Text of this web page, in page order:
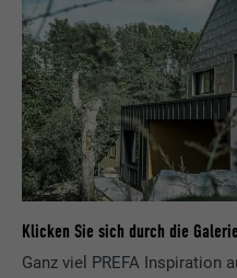
Klicken Sie sich durch die Galerie
Ganz viel PREFA Inspiration